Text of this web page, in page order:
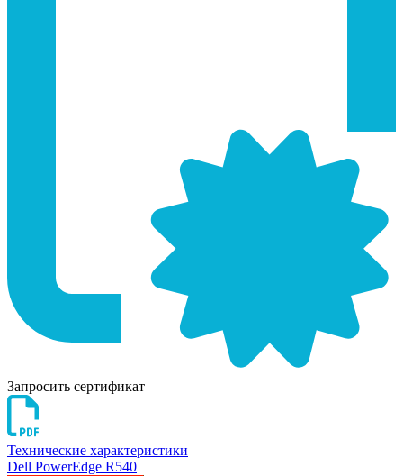
Запросить сертификат
Технические характеристики
Dell PowerEdge R540